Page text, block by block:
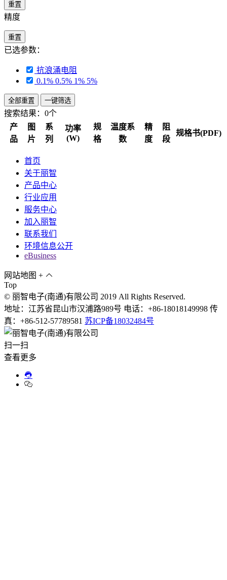
重置
精度
重置
已选参数：
抗浪涌电阻
0.1% 0.5% 1% 5%
全部重置 一键筛选
搜索结果： 0个
产
品
图
片
系
列
功率
(W)
规
格
温度系
数
精
度
阻
段
规格书(PDF)
首页
关于丽智
产品中心
行业应用
服务中心
加入丽智
联系我们
环境信息公开
eBusiness
网站地图 +
Top
© 丽智电子(南通)有限公司 2019 All Rights Reserved.
地址：江苏省昆山市汉浦路989号 电话：+86-18018149998 传
真：+86-512-57789581 苏ICP备18032484号
扫一扫
查看更多